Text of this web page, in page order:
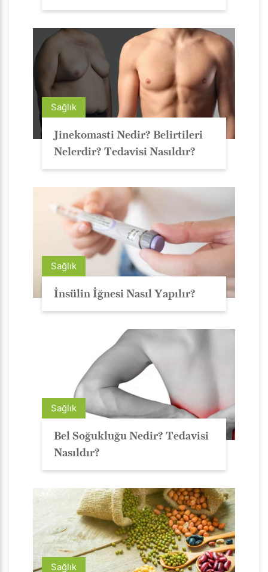
Sağlık
Jinekomasti Nedir? Belirtileri
Nelerdir? Tedavisi Nasıldır?
Sağlık
İnsülin İğnesi Nasıl Yapılır?
Sağlık
Bel Soğukluğu Nedir? Tedavisi
Nasıldır?
Sağlık